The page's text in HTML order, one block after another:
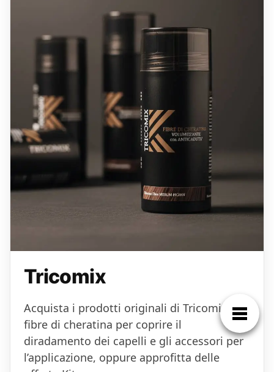
Tricomix
Acquista i prodotti originali di Tricomix, le
fibre di cheratina per coprire il
diradamento dei capelli e gli accessori per
l’applicazione, oppure approfitta delle